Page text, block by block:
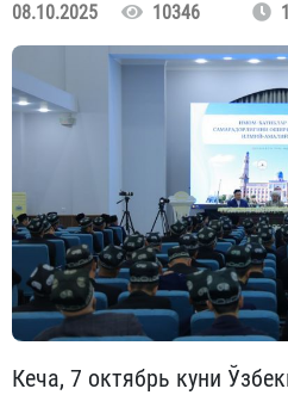
08.10.2025 10346
Кеча, 7 октябрь куни